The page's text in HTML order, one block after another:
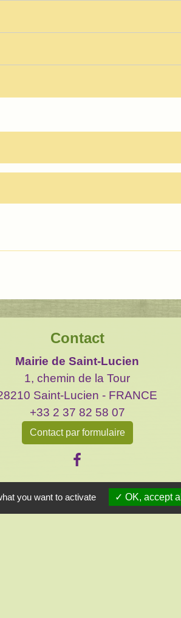
Contact
Mairie de Saint-Lucien
1, chemin de la Tour
Saint-Lucien - FRANCE
+33 2 37 82 58 07
Contact par formulaire
you want to activate OK, accept all